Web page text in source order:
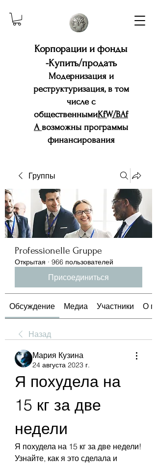
Корпорации и фонды
-Купить/продать
Модернизация и
реструктуризация, в том
числе с
общественнымиKfW/BAf
Aвозможны программы
финансирования
Группы
Professionelle Gruppe
Открытая · 966 пользователей
Присоединиться
Обсуждение Медиа Участники О
Назад
Мария Кузина
24 августа 2023 г.
Я похудела на
15 кг за две
недели
Я похудела на 15 кг за две недели!
Узнайте, как я это сделала и